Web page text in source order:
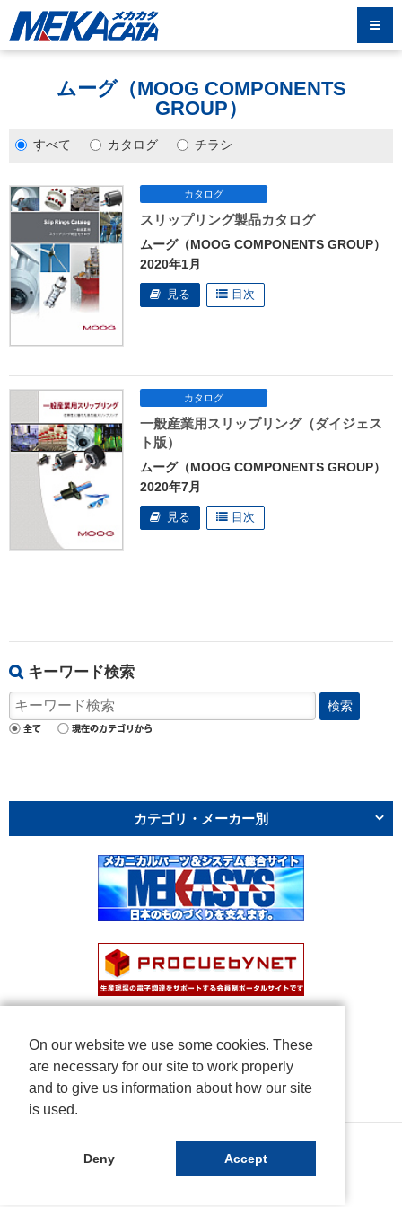
ムーグ（MOOG COMPONENTS
GROUP）
すべて カタログ チラシ
スリップリング製品カタログ
ムーグ（MOOG COMPONENTS GROUP）
2020年1月
一般産業用スリップリング（ダイジェス
ト版）
ムーグ（MOOG COMPONENTS GROUP）
2020年7月
キーワード検索
検索
カテゴリ・メーカー別
On our website we use some cookies. These
are necessary for our site to work properly
and to give us information about how our site
is used.
Deny Accept